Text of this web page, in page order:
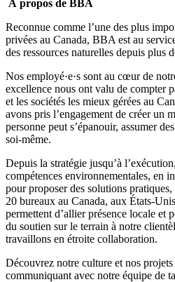
À propos de BBA
Reconnue comme l’une des plus
privées au Canada, BBA est au
des ressources naturelles depuis plus
Nos employé·e·s sont au cœur de
excellence nous ont valu de compter
et les sociétés les mieux gérées au
avons pris l’engagement de créer un
personne peut s’épanouir, assumer
soi-même.
Depuis la stratégie jusqu’à
compétences environnementales, en
pour proposer des solutions
20 bureaux au Canada, aux États-
permettent d’allier présence locale et
du soutien sur le terrain à notre
travaillons en étroite collaboration.
Découvrez notre culture et nos
communiquant avec notre équipe de